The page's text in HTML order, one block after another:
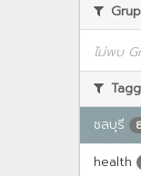
ไม่พบ
ชลบุรี
health